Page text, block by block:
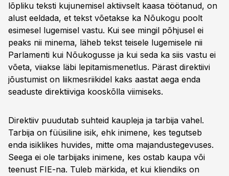
lõpliku teksti kujunemisel aktiivselt kaasa töötanud, on
alust eeldada, et tekst võetakse ka Nõukogu poolt
esimesel lugemisel vastu. Kui see mingil põhjusel ei
peaks nii minema, läheb tekst teisele lugemisele nii
Parlamenti kui Nõukogusse ja kui seda ka siis vastu ei
võeta, viiakse läbi lepitamismenetlus. Pärast direktiivi
jõustumist on liikmesriikidel kaks aastat aega enda
seaduste direktiiviga kooskõlla viimiseks.
Direktiiv puudutab suhteid kaupleja ja tarbija vahel.
Tarbija on füüsiline isik, ehk inimene, kes tegutseb
enda isiklikes huvides, mitte oma majandustegevuses.
Seega ei ole tarbijaks inimene, kes ostab kaupa või
teenust FIE-na. Tuleb märkida, et kui kliendiks on